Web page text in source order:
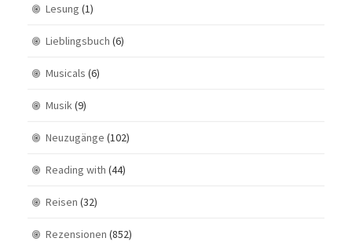
Lesung (1)
Lieblingsbuch (6)
Musicals (6)
Musik (9)
Neuzugänge (102)
Reading with (44)
Reisen (32)
Rezensionen (852)